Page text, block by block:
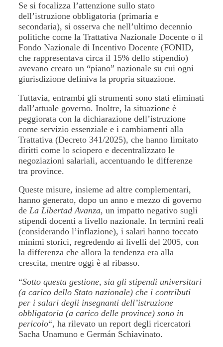
Se si focalizza l’attenzione sullo stato
dell’istruzione obbligatoria (primaria e
secondaria), si osserva che nell’ultimo decennio
politiche come la Trattativa Nazionale Docente o il
Fondo Nazionale di Incentivo Docente (FONID,
che rappresentava circa il 15% dello stipendio)
avevano creato un “piano” nazionale su cui ogni
giurisdizione definiva la propria situazione.
Tuttavia, entrambi gli strumenti sono stati eliminati
dall’attuale governo. Inoltre, la situazione è
peggiorata con la dichiarazione dell’istruzione
come servizio essenziale e i cambiamenti alla
Trattativa (Decreto 341/2025), che hanno limitato
diritti come lo sciopero e decentralizzato le
negoziazioni salariali, accentuando le differenze
tra province.
Queste misure, insieme ad altre complementari,
hanno generato, dopo un anno e mezzo di governo
deLa Libertad Avanza, un impatto negativo sugli
stipendi docenti a livello nazionale. In termini reali
(considerando l’inflazione), i salari hanno toccato
minimi storici, regredendo ai livelli del 2005, con
la differenza che allora la tendenza era alla
crescita, mentre oggi è al ribasso.
“Sotto questa gestione, sia gli stipendi universitari
(a carico dello Stato nazionale) che i contributi
per i salari degli insegnanti dell’istruzione
obbligatoria (a carico delle province) sono in
pericolo“, ha rilevato un report degli ricercatori
Sacha Unamuno e Germán Schiavinato.